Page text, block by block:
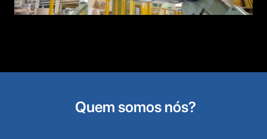
Quem somos nós?